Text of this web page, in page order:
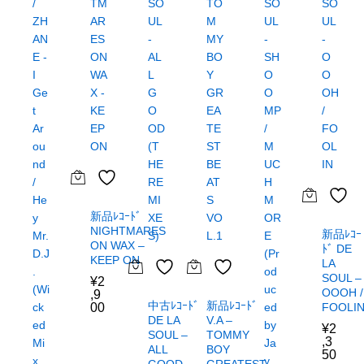
新品ﾚｺｰﾄﾞ
NIGHTMARES
ON WAX –
KEEP ON
¥2
,9
00
中古ﾚｺｰﾄﾞ
DE LA
SOUL –
ALL
新品ﾚｺｰﾄﾞ
V.A –
TOMMY
BOY
新品ﾚｺｰ
ﾄﾞ DE
LA
SOUL –
OOOH /
¥2
,3
50